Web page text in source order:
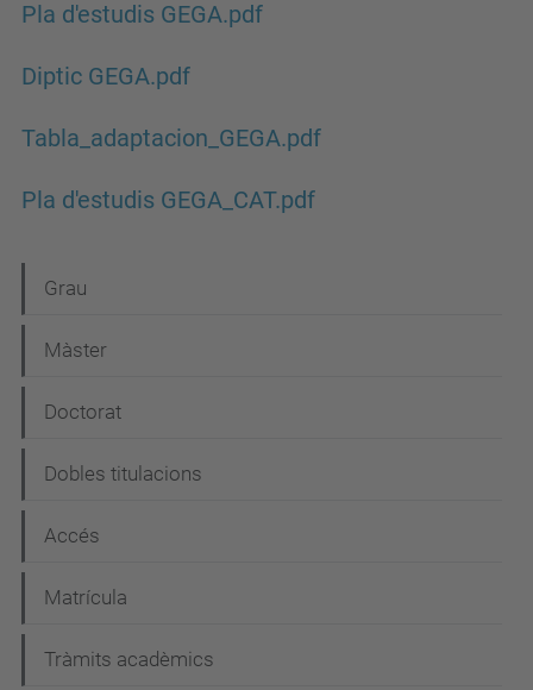
Pla d'estudis GEGA.pdf
Diptic GEGA.pdf
Tabla_adaptacion_GEGA.pdf
Pla d'estudis GEGA_CAT.pdf
a
v
g
a
i
ó
Grau
Màster
Doctorat
Dobles titulacions
Accés
Matrícula
Tràmits acadèmics